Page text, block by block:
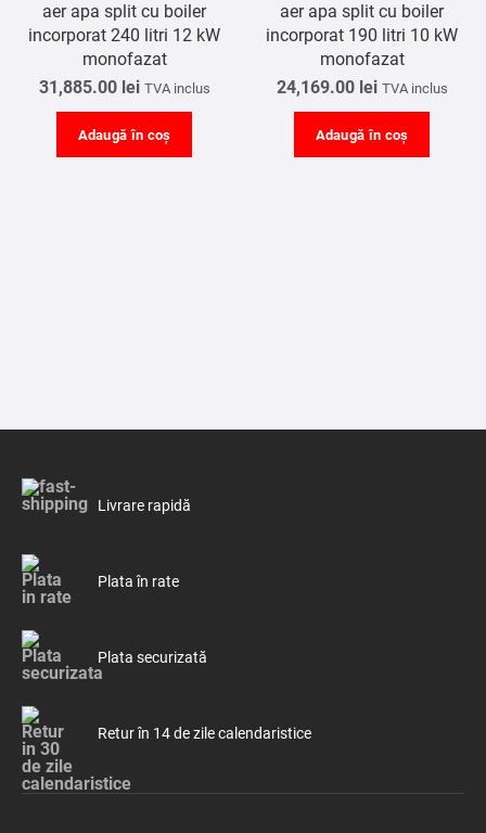
aer apa split cu boiler
incorporat 240 litri 12 kW
monofazat
31,885.00 lei TVA inclus
Adaugă în coș
aer apa split cu boiler
incorporat 190 litri 10 kW
monofazat
24,169.00 lei TVA inclus
Adaugă în coș
Livrare rapidă
Plata în rate
Plata securizată
Retur în 14 de zile calendaristice